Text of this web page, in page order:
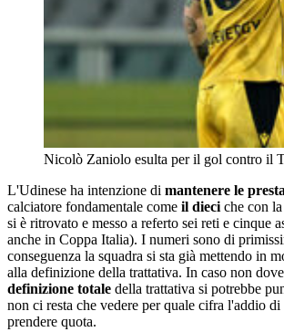
Nicolò Zaniolo esulta per il gol contro il
L'Udinese ha intenzione di mantenere le
calciatore fondamentale come il dieci che con
si è ritrovato e messo a referto sei reti e cinque
anche in Coppa Italia). I numeri sono di
conseguenza la squadra si sta già mettendo in
alla definizione della trattativa. In caso non
definizione totale della trattativa si potrebbe
non ci resta che vedere per quale cifra l'addio
prendere quota.